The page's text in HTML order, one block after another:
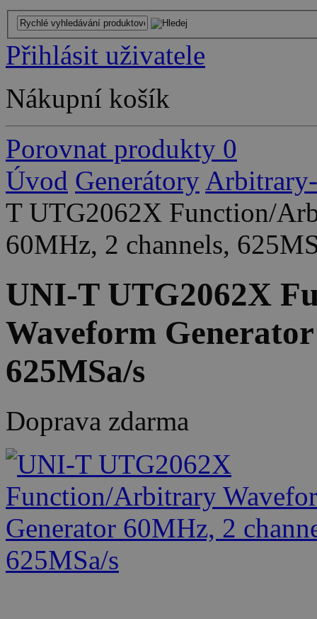
Přihlásit uživatele
Nákupní košík
Porovnat produkty 0
Úvod Generátory
T UTG2062X Function/
60MHz, 2 channels,
UNI-T UTG2062X
Waveform
625MSa/s
Doprava zdarma